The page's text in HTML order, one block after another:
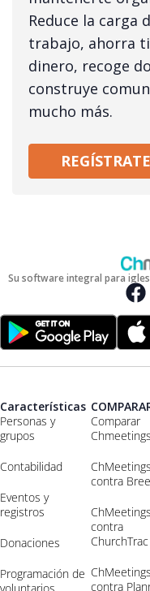
Reduce la carga
trabajo, ahorra
dinero, recoge
construye
mucho más.
Su software integral para
Características
Personas y
grupos
Contabilidad
Eventos y
registros
Donaciones
Programación de
Comparar
Chmeetings
ChMeetings
contra
ChMeetings
contra
ChurchTrac
ChMeetings
contra